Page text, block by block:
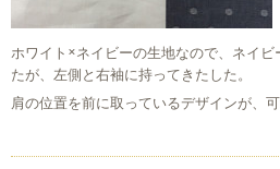
ホワイト×ネイビーの生地なので、ネイビ
たが、左側と右袖に持ってきたした。
肩の位置を前に取っているデザインが、